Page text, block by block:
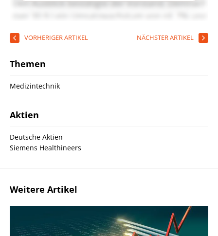
VORHERIGER ARTIKEL NÄCHSTER ARTIKEL
Themen
Medizintechnik
Aktien
Deutsche Aktien
Siemens Healthineers
Weitere Artikel